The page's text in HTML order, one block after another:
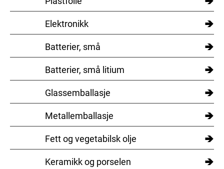
Elektronikk →
Batterier, små →
Batterier, små litium →
Glassemballasje →
Metallemballasje →
Fett og vegetabilsk olje →
Keramikk og porselen →